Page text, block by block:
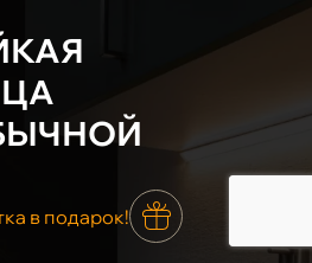
в подарок!